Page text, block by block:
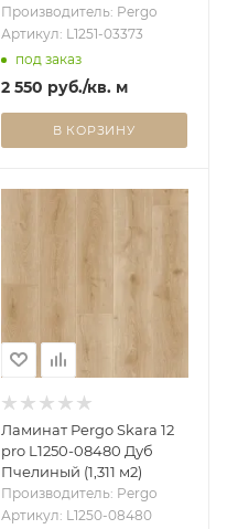
Производитель: Pergo
Артикул: L1251-03373
под заказ
2 550 руб./кв. м
В КОРЗИНУ
Ламинат Pergo Skara 12
pro L1250-08480 Дуб
Пчелиный (1,311 м2)
Производитель: Pergo
Артикул: L1250-08480